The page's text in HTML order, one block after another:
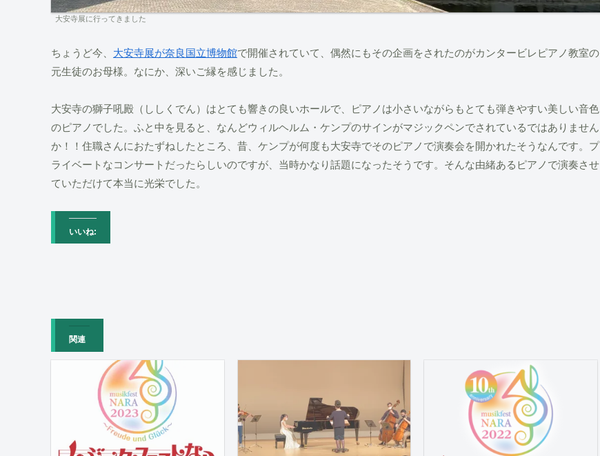
大安寺展に行ってきました
ちょうど今、 大安寺展が奈良国立博物館で開催されていて、偶然にもその企画をされたのがカンタービレピアノ教室の
元生徒のお母様。なにか、深いご縁を感じました。
大安寺の獅子吼殿（ししくでん）はとても響きの良いホールで、ピアノは小さいながらもとても弾きやすい美しい音色
のピアノでした。ふと中を見ると、なんどウィルヘルム・ケンプのサインがマジックペンでされているではありません
か！！住職さんにおたずねしたところ、昔、ケンプが何度も大安寺でそのピアノで演奏会を開かれたそうなんです。プ
ライベートなコンサートだったらしいのですが、当時かなり話題になったそうです。そんな由緒あるピアノで演奏させ
ていただけて本当に光栄でした。
いいね:
関連